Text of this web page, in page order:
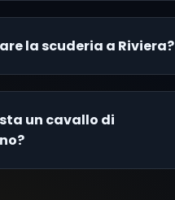
la scuderia a Riviera?
un cavallo di